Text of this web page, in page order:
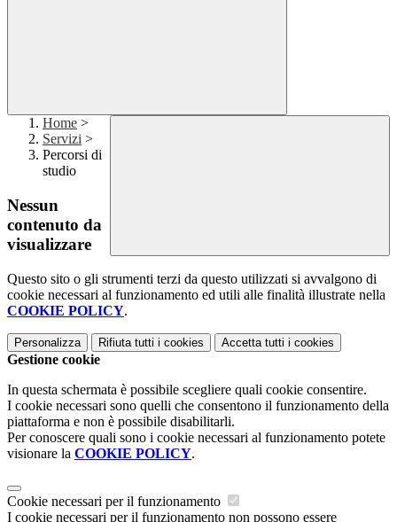
Home >
Servizi >
Percorsi di
studio
Nessun
contenuto da
visualizzare
Questo sito o gli strumenti terzi da questo utilizzati si avvalgono di
cookie necessari al funzionamento ed utili alle finalità illustrate nella
COOKIE POLICY.
Personalizza Rifiuta tutti i cookies Accetta tutti i cookies
Gestione cookie
In questa schermata è possibile scegliere quali cookie consentire.
I cookie necessari sono quelli che consentono il funzionamento della
piattaforma e non è possibile disabilitarli.
Per conoscere quali sono i cookie necessari al funzionamento potete
visionare la COOKIE POLICY.
Cookie necessari per il funzionamento
I cookie necessari per il funzionamento non possono essere